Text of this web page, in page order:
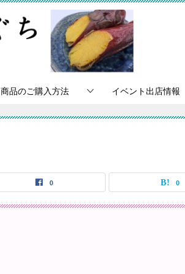
商品のご購入方法 イベント出店情報
0 0